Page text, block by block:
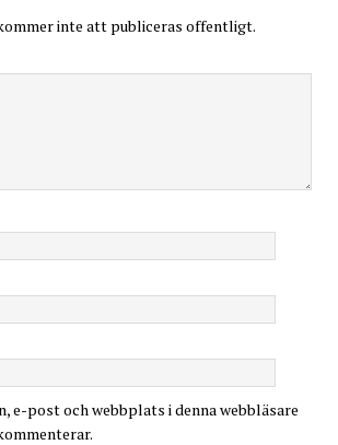
inte att publiceras offentligt.
e-post och webbplats i denna webbläsare